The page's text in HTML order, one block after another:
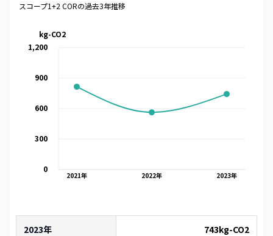
スコープ1+2 CORの過去3年推移
2021年 2022年 2023年
0
300
600
900
1,200
kg-CO2
2023年 743kg-CO2